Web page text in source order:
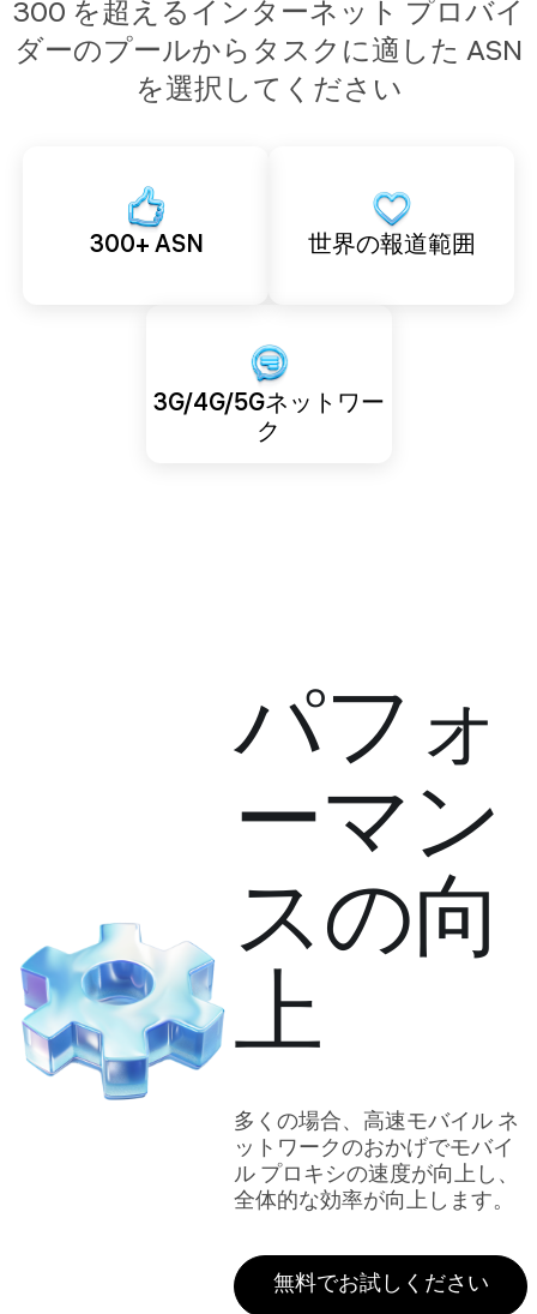
300 を超えるインターネット プロバイ
ダーのプールからタスクに適した ASN
を選択してください
300+ ASN 世界の報道範囲
3G/4G/5Gネットワ​​ー
ク
パフォ
ーマン
スの向
上
多くの場合、高速モバイル ネ
ットワークのおかげでモバイ
ル プロキシの速度が向上し、
全体的な効率が向上します。
無料でお試しください